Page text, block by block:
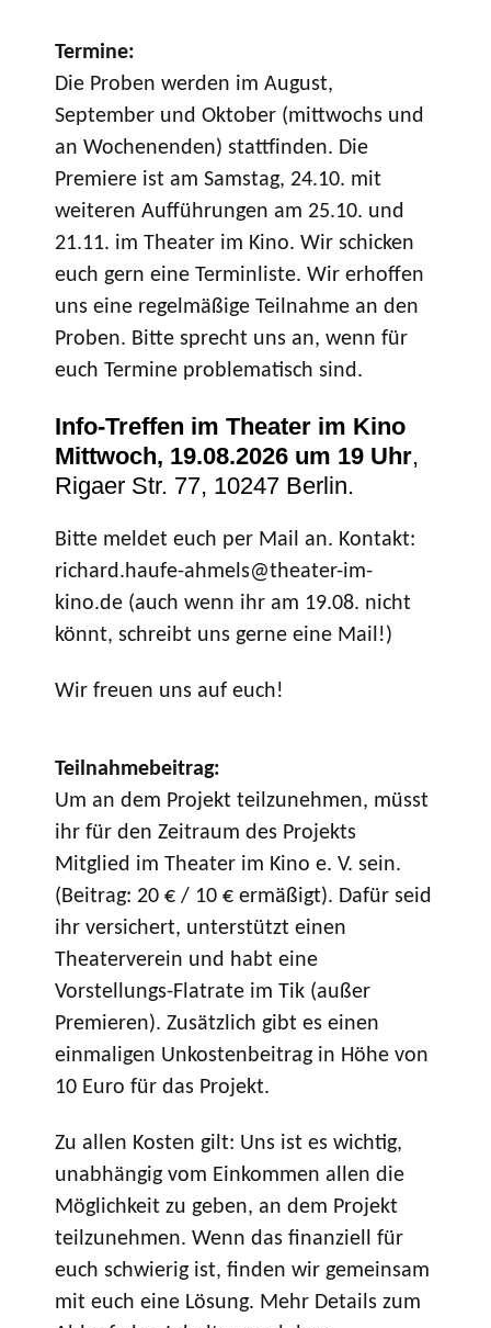
Termine:
Die Proben werden im August,
September und Oktober (mittwochs und
an Wochenenden) stattfinden. Die
Premiere ist am Samstag, 24.10. mit
weiteren Aufführungen am 25.10. und
21.11. im Theater im Kino. Wir schicken
euch gern eine Terminliste. Wir erhoffen
uns eine regelmäßige Teilnahme an den
Proben. Bitte sprecht uns an, wenn für
euch Termine problematisch sind.
Info-Treffen im Theater im Kino
Mittwoch, 19.08.2026 um 19 Uhr,
Rigaer Str. 77, 10247 Berlin.
Bitte meldet euch per Mail an. Kontakt:
richard.haufe-ahmels@theater-im-
kino.de (auch wenn ihr am 19.08. nicht
könnt, schreibt uns gerne eine Mail!)
Wir freuen uns auf euch!
Teilnahmebeitrag:
Um an dem Projekt teilzunehmen, müsst
ihr für den Zeitraum des Projekts
Mitglied im Theater im Kino e. V. sein.
(Beitrag: 20 € / 10 € ermäßigt). Dafür seid
ihr versichert, unterstützt einen
Theaterverein und habt eine
Vorstellungs-Flatrate im Tik (außer
Premieren). Zusätzlich gibt es einen
einmaligen Unkostenbeitrag in Höhe von
10 Euro für das Projekt.
Zu allen Kosten gilt: Uns ist es wichtig,
unabhängig vom Einkommen allen die
Möglichkeit zu geben, an dem Projekt
teilzunehmen. Wenn das finanziell für
euch schwierig ist, finden wir gemeinsam
mit euch eine Lösung. Mehr Details zum